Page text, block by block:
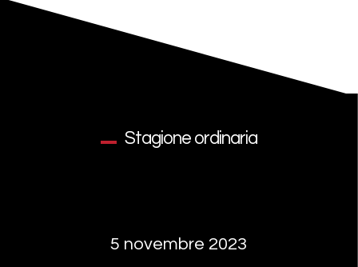
Stagione ordinaria
5 novembre 2023